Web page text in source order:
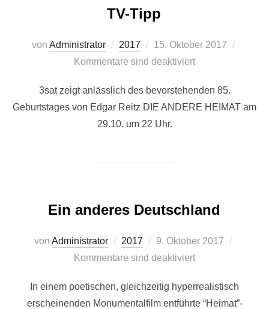
TV-Tipp
von Administrator 2017
Veröffentlicht
am
15. Oktober 2017
Kommentare sind deaktiviert
3sat zeigt anlässlich des bevorstehenden 85.
Geburtstages von Edgar Reitz DIE ANDERE HEIMAT am
29.10. um 22 Uhr.
Ein anderes Deutschland
von Administrator 2017
Veröffentlicht
am
9. Oktober 2017
Kommentare sind deaktiviert
In einem poetischen, gleichzeitig hyperrealistisch
erscheinenden Monumentalfilm entführte “Heimat”-